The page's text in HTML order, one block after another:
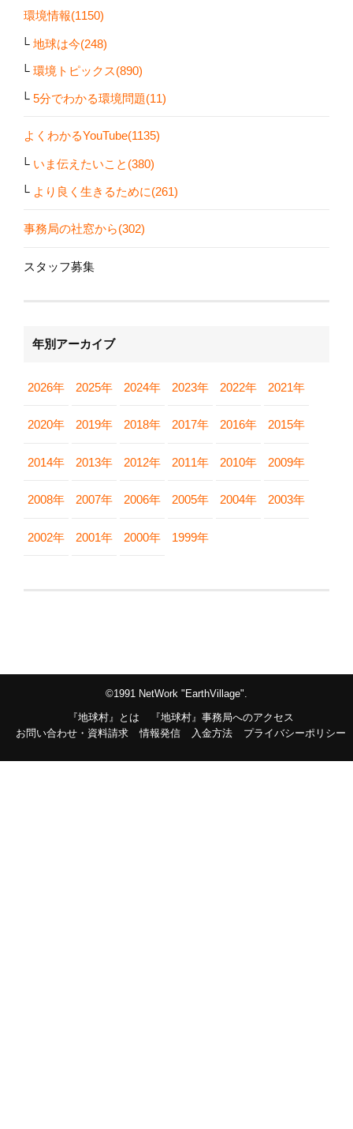
環境情報(1150)
地球は今(248)
環境トピックス(890)
5分でわかる環境問題(11)
よくわかるYouTube(1135)
いま伝えたいこと(380)
より良く生きるために(261)
事務局の社窓から(302)
スタッフ募集
年別アーカイブ
2026年 2025年 2024年 2023年 2022年 2021年
2020年 2019年 2018年 2017年 2016年 2015年
2014年 2013年 2012年 2011年 2010年 2009年
2008年 2007年 2006年 2005年 2004年 2003年
2002年 2001年 2000年 1999年
©1991 NetWork "EarthVillage".
『地球村』とは
『地球村』事務局へのアクセス
お問い合わせ・資料請求
情報発信 入金方法 プライバシーポリシー